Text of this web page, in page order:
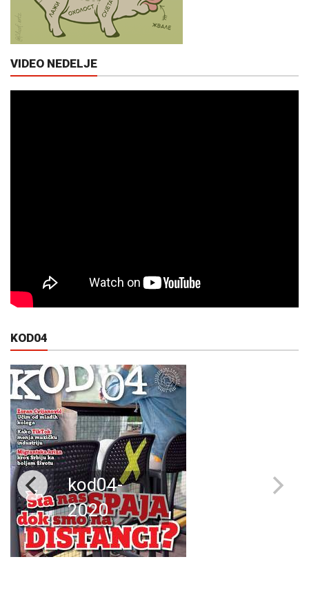
VIDEO NEDELJE
KOD04
kod04-
2020